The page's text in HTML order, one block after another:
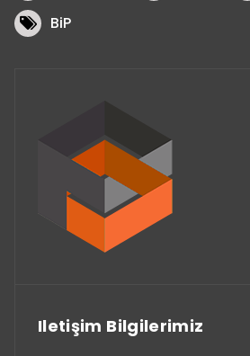
BiP
Iletişim Bilgilerimiz